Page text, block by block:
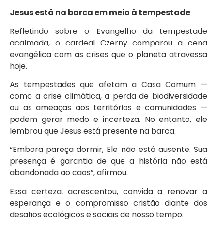
Jesus está na barca em meio à tempestade
Refletindo sobre o Evangelho da tempestade
acalmada, o cardeal Czerny comparou a cena
evangélica com as crises que o planeta atravessa
hoje.
As tempestades que afetam a Casa Comum —
como a crise climática, a perda de biodiversidade
ou as ameaças aos territórios e comunidades —
podem gerar medo e incerteza. No entanto, ele
lembrou que Jesus está presente na barca.
“Embora pareça dormir, Ele não está ausente. Sua
presença é garantia de que a história não está
abandonada ao caos”, afirmou.
Essa certeza, acrescentou, convida a renovar a
esperança e o compromisso cristão diante dos
desafios ecológicos e sociais de nosso tempo.